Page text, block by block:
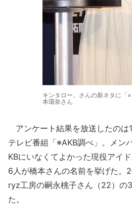
キンタロー。さんの新ネタに「
本環奈さん
アンケート結果を放送したのは
テレビ番組「※AKB調べ」。メン
KBにいなくてよかった現役アイ
6人が橋本さんの名前を挙げた。
ryz工房の嗣永桃子さん（22）の
た。